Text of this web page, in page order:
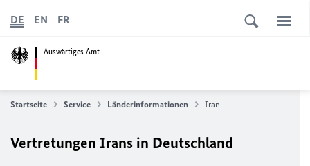
Auswärtiges Amt
DE EN FR
Startseite Service Länderinformationen Iran
Vertretungen Irans in Deutschland